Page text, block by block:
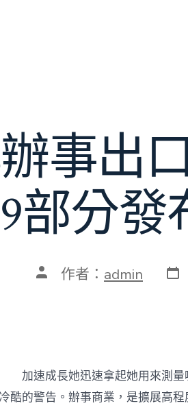
事出
部分
文 作者： admin 發
表
加速成長她迅速拿起她用來測
冷酷的警告。辦事商業，是擴展高